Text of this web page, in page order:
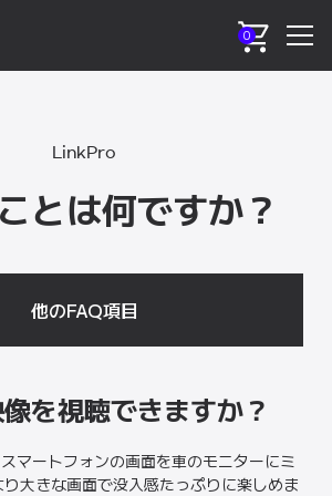
0
LinkPro
とは何ですか？
他のFAQ項目
を視聴できますか？
マートフォンの画面を車のモニターにミ
大きな画面で没入感たっぷりに楽しめま